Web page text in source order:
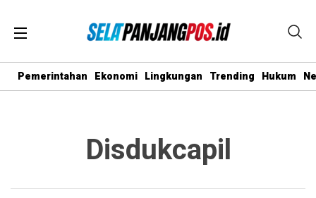
Pemerintahan Ekonomi Lingkungan Trending Hukum
Disdukcapil